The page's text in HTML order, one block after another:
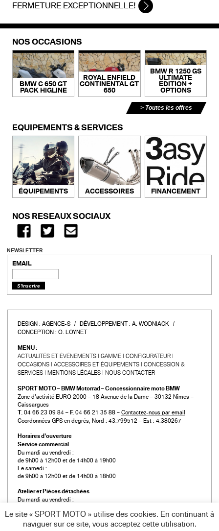
FERMETURE EXCEPTIONNELLE!
NOS OCCASIONS
BMW C 650 GT
PACK HIGLINE
ROYAL ENFIELD
CONTINENTAL GT
650
BMW R 1250 GS
ULTIMATE
EDITION +
OPTIONS
Toutes les offres
ÉQUIPEMENTS & SERVICES
ÉQUIPEMENTS ACCESSOIRES FINANCEMENT
NOS RÉSEAUX SOCIAUX
NEWSLETTER
EMAIL
DESIGN : AGENCE-S DÉVELOPPEMENT : A. WODNIACK
CONCEPTION : O. LOYNET
MENU :
ACTUALITÉS ET ÉVÉNEMENTS GAMME
CONFIGURATEUR
OCCASIONS
ACCESSOIRES ET ÉQUIPEMENTS
CONCESSION &
SERVICES
MENTIONS LÉGALES NOUS CONTACTER
SPORT MOTO – BMW Motorrad – Concessionnaire moto BMW
Zone d’activité EURO 2000 – 18 Avenue de la Dame – 30132 Nîmes –
Caissargues
T. 04 66 23 09 84 – F. 04 66 21 35 88 – Contactez-nous par email
Coordonnées GPS en degrés, Nord : 43.799512 – Est : 4.380267
Horaires d’ouverture
Service commercial
Du mardi au vendredi :
de 9h00 à 12h00 et de 14h00 à 19h00
Le samedi :
de 9h00 à 12h00 et de 14h00 à 18h00
Atelier et Pièces détachées
Du mardi au vendredi :
Le samedi :
de 9h00 à 12h00 et de 14h00 à 18h00
Le site « SPORT MOTO » utilise des cookies. En continuant à
naviguer sur ce site, vous acceptez cette utilisation.